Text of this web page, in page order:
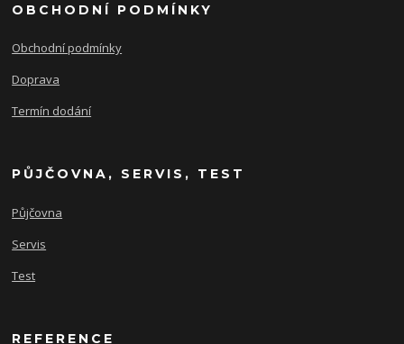
OBCHODNÍ PODMÍNKY
Obchodní podmínky
Doprava
Termín dodání
PŮJČOVNA, SERVIS, TEST
Půjčovna
Servis
Test
REFERENCE